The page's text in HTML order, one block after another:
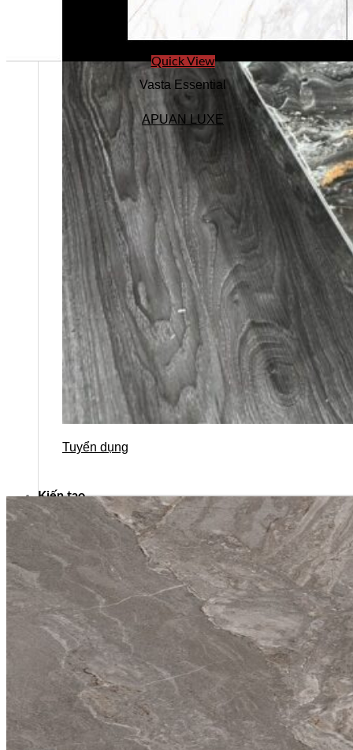
Tuyển dụng
Kiến tạo
Quick View
Vasta Essential
APUAN LUXE